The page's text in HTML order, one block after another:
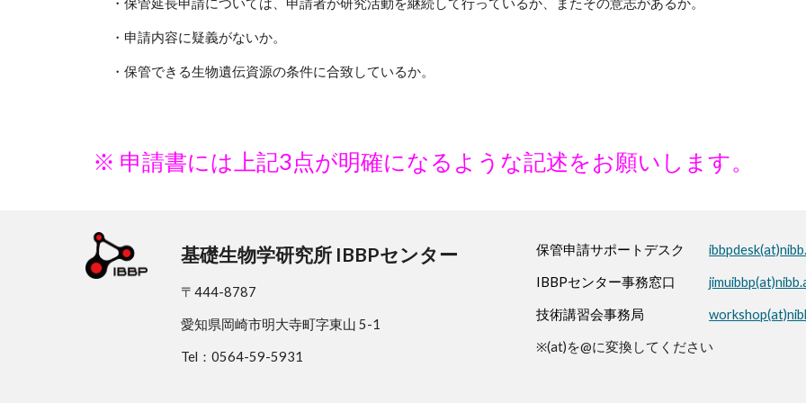
・保管延長申請については、申請者が研究活動を継続して行っているか、またその意志があるか。
・申請内容に疑義がないか。
・保管できる生物遺伝資源の条件に合致しているか。
※ 申請書には上記3点が明確になるような記述をお願いします。
基礎生物学研究所 IBBPセンター
〒444-8787
愛知県岡崎市明大寺町字東山 5-1
Tel：0564-59-5931
保管申請サポートデスク
IBBPセンター事務窓口
技術講習会事務局
※(at)を@に変換してください